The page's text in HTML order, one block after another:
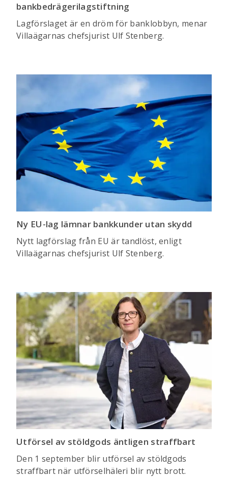
bankbedrägerilagstiftning
Lagförslaget är en dröm för banklobbyn, menar
Villaägarnas chefsjurist Ulf Stenberg.
Ny EU-lag lämnar bankkunder utan skydd
Nytt lagförslag från EU är tandlöst, enligt
Villaägarnas chefsjurist Ulf Stenberg.
Utförsel av stöldgods äntligen straffbart
Den 1 september blir utförsel av stöldgods
straffbart när utförselhäleri blir nytt brott.